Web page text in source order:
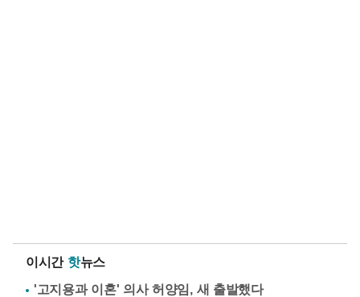
이시간 핫뉴스
'고지용과 이혼' 의사 허양임, 새 출발했다